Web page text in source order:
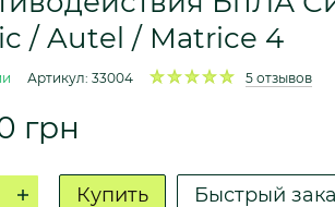
/ Autel / Matrice 4
Артикул: 33004 5 отзывов
грн
Купить Быстрый